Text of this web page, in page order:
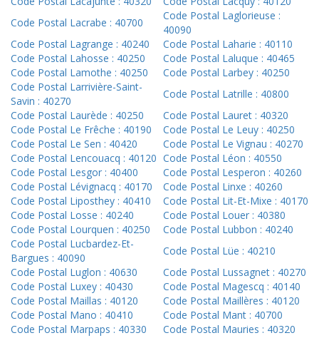
Code Postal Lacrabe : 40700
Code Postal Laglorieuse :
40090
Code Postal Lagrange : 40240
Code Postal Laharie : 40110
Code Postal Lahosse : 40250
Code Postal Laluque : 40465
Code Postal Lamothe : 40250
Code Postal Larbey : 40250
Code Postal Larrivière-Saint-
Savin : 40270
Code Postal Latrille : 40800
Code Postal Laurède : 40250
Code Postal Lauret : 40320
Code Postal Le Frêche : 40190
Code Postal Le Leuy : 40250
Code Postal Le Sen : 40420
Code Postal Le Vignau : 40270
Code Postal Lencouacq : 40120 Code Postal Léon : 40550
Code Postal Lesgor : 40400
Code Postal Lesperon : 40260
Code Postal Lévignacq : 40170
Code Postal Linxe : 40260
Code Postal Liposthey : 40410
Code Postal Lit-Et-Mixe : 40170
Code Postal Losse : 40240
Code Postal Louer : 40380
Code Postal Lourquen : 40250
Code Postal Lubbon : 40240
Code Postal Lucbardez-Et-
Bargues : 40090
Code Postal Lüe : 40210
Code Postal Luglon : 40630
Code Postal Lussagnet : 40270
Code Postal Luxey : 40430
Code Postal Magescq : 40140
Code Postal Maillas : 40120
Code Postal Maillères : 40120
Code Postal Mano : 40410
Code Postal Mant : 40700
Code Postal Marpaps : 40330
Code Postal Mauries : 40320